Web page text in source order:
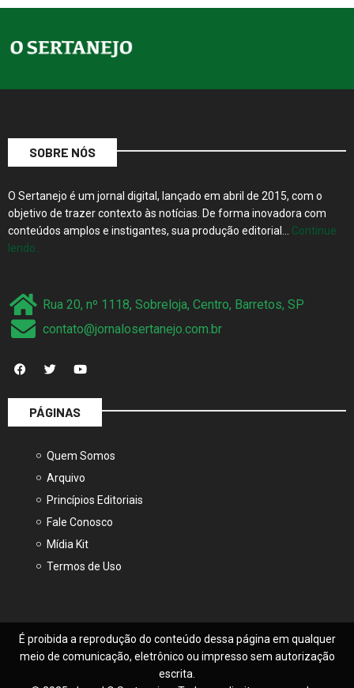
SOBRE NÓS
O Sertanejo é um jornal digital, lançado em abril de 2015, com o
objetivo de trazer contexto às notícias. De forma inovadora com
conteúdos amplos e instigantes, sua produção editorial… Continue
lendo…
Rua 20, nº 1118, Sobreloja, Centro, Barretos, SP
contato@jornalosertanejo.com.br
PÁGINAS
Quem Somos
Arquivo
Princípios Editoriais
Fale Conosco
Mídia Kit
Termos de Uso
É proibida a reprodução do conteúdo dessa página em qualquer
meio de comunicação, eletrônico ou impresso sem autorização
escrita.